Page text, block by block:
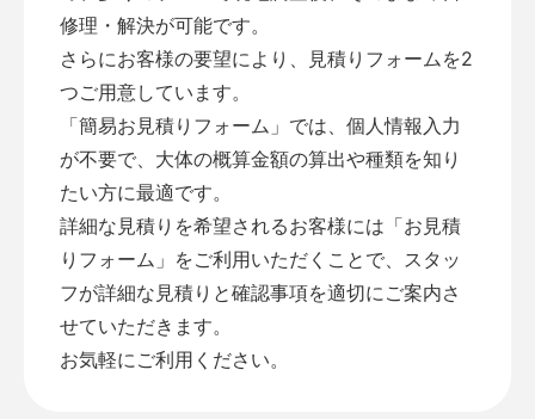
修理・解決が可能です。
さらにお客様の要望により、見積りフォームを2
つご用意しています。
「簡易お見積りフォーム 」では、個人情報入力
が不要で、大体の概算金額の算出や種類を知り
たい方に最適です。
詳細な見積りを希望されるお客様には「お見積
りフォーム 」をご利用いただくことで、スタッ
フが詳細な見積りと確認事項を適切にご案内さ
せていただきます。
お気軽にご利用ください。